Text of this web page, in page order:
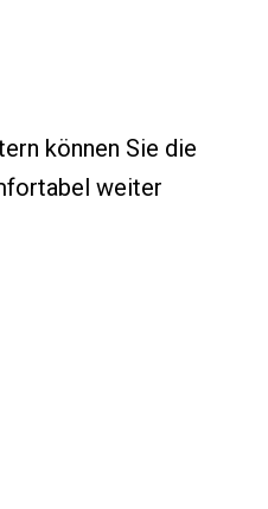
können Sie die
weiter